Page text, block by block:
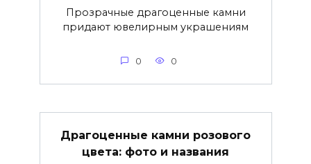
Прозрачные драгоценные камни
придают ювелирным украшениям
0 0
Драгоценные камни розового
цвета: фото и названия